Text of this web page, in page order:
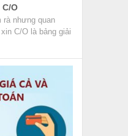
O
nhưng quan
C/O là bảng giải